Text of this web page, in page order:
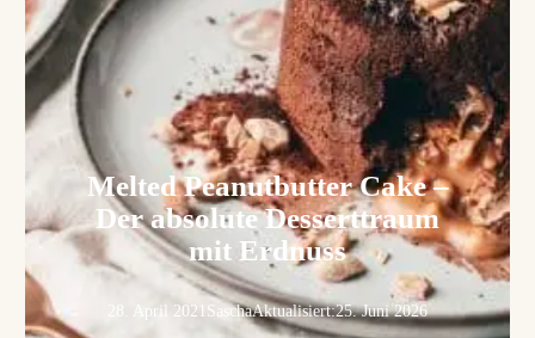
Melted Peanutbutter Cake –
Der absolute Desserttraum
mit Erdnuss
28. April 2021 SaschaAktualisiert:25. Juni 2026